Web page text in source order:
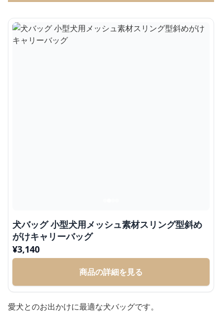
犬バッグ 小型犬用メッシュ素材スリング型斜め
がけキャリーバッグ
¥3,140
商品の詳細を見る
愛犬とのお出かけに最適な犬バッグです。